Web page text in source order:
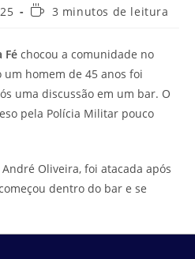
Tempo3 minutos de leitura
Fé chocou a comunidade no
homem de 45 anos foi
uma discussão em um bar. O
pela Polícia Militar pouco
Oliveira, foi atacada após
dentro do bar e se